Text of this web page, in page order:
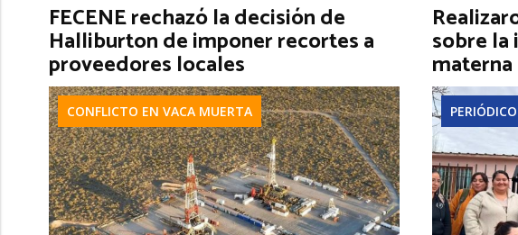
FECENE rechazó la decisión de
Halliburton de imponer recortes a
proveedores locales
CONFLICTO EN VACA MUERTA
sobre la
materna